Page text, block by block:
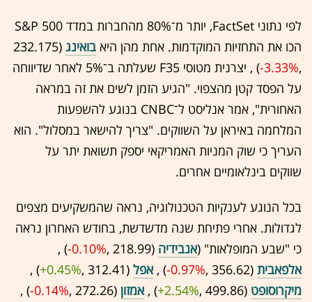
לפי נתוני FactSet, יותר מ־80% מהחברות במדד S&P 500
הכו את התחזיות המוקדמות. אחת מהן היא בואינג (232.175
,‎
-3.33%
‏) , יצרנית מטוסי F35 שעלתה ב־5% לאחר שדיווחה
על הפסד קטן מהצפוי. "הגיע הזמן לשים את זה במראה
האחורית", אמר אנליסט ל־CNBC בנוגע להשפעות
המלחמה באיראן על השווקים. "צריך להישאר במסלול". הוא
העריך כי שוק המניות האמריקאי יספק תשואת יתר על
שווקים בינלאומיים אחרים.
בכל הנוגע לענקיות הטכנולוגיה, נראה שהמשקיעים מצפים
לגדולות. אחרי פתיחת שנה מדשדשת, בחודש האחרון נראה
כי "שבע המופלאות" (אנבידיה (218.99 ,‎
-0.10%
‏) ,
אלפאבית (356.62 ,‎
-0.97%
‏) ,אפל (312.41 ,‎
+0.45%
‏) ,
מיקרוסופט (499.86 ,‎
+2.54%
‏) ,אמזון (272.26 ,‎
-0.14%
‏) ,